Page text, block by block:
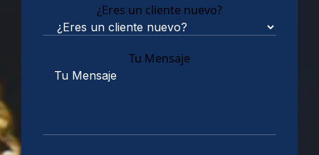
¿Eres un cliente nuevo?
Tu Mensaje